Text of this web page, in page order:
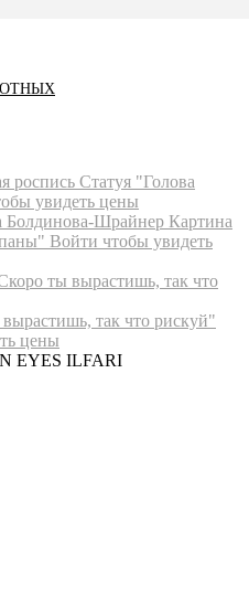
Статуя "Голова
увидеть цены
Картина
Войти чтобы увидеть
так что рискуй"
цены